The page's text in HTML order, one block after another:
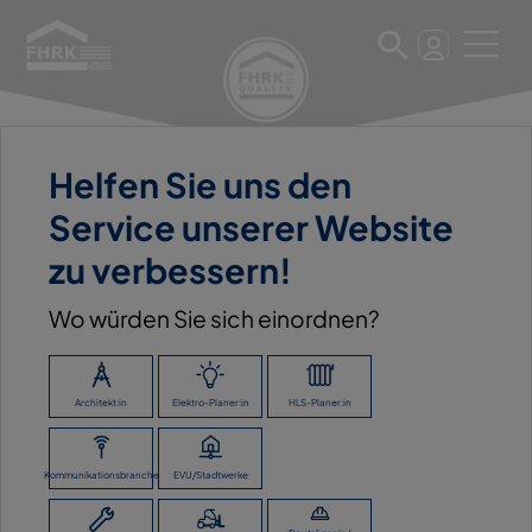
Helfen Sie uns den
Service unserer Website
zu verbessern!
Wo würden Sie sich einordnen?
Architekt:in Elektro-Planer:in HLS-Planer:in
Kommunikationsbranche EVU/Stadtwerke
20. Februar 2023
DOYMA GMBH & CO, OYTEN
ZURÜCK ZUR ÜBERSICHT